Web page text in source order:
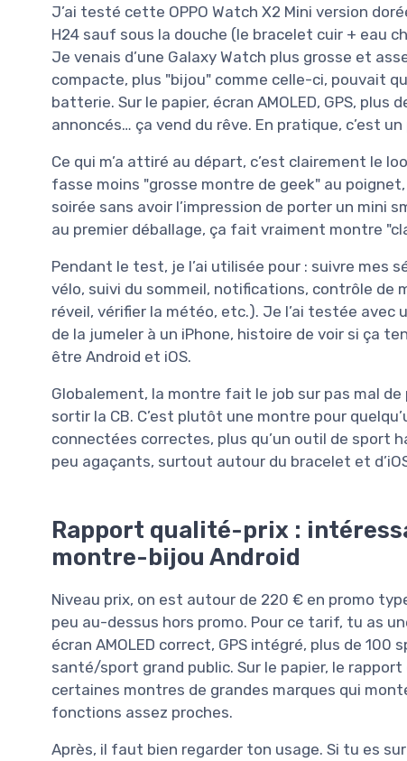
J’ai testé cette OPPO Watch X2 Mini version
H24 sauf sous la douche (le bracelet cuir + eau
Je venais d’une Galaxy Watch plus grosse et
compacte, plus "bijou" comme celle-ci, pouvait
batterie. Sur le papier, écran AMOLED, GPS, plus
annoncés… ça vend du rêve. En pratique, c’est
Ce qui m’a attiré au départ, c’est clairement le
fasse moins "grosse montre de geek" au
soirée sans avoir l’impression de porter un mini
au premier déballage, ça fait vraiment montre
Pendant le test, je l’ai utilisée pour : suivre mes
vélo, suivi du sommeil, notifications, contrôle de
réveil, vérifier la météo, etc.). Je l’ai testée
de la jumeler à un iPhone, histoire de voir si ça
être Android et iOS.
Globalement, la montre fait le job sur pas mal
sortir la CB. C’est plutôt une montre pour
connectées correctes, plus qu’un outil de sport
peu agaçants, surtout autour du bracelet et
Rapport qualité-prix :
montre-bijou Android
Niveau prix, on est autour de 220 € en promo
peu au-dessus hors promo. Pour ce tarif, tu as
écran AMOLED correct, GPS intégré, plus de
santé/sport grand public. Sur le papier, le
certaines montres de grandes marques qui
fonctions assez proches.
Après, il faut bien regarder ton usage. Si tu es